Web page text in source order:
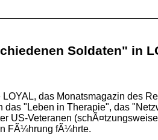
Soldaten" in
das Monatsmagazin des
"Leben in Therapie", das
US-Veteranen
FÃ¼hrung fÃ¼hrte.